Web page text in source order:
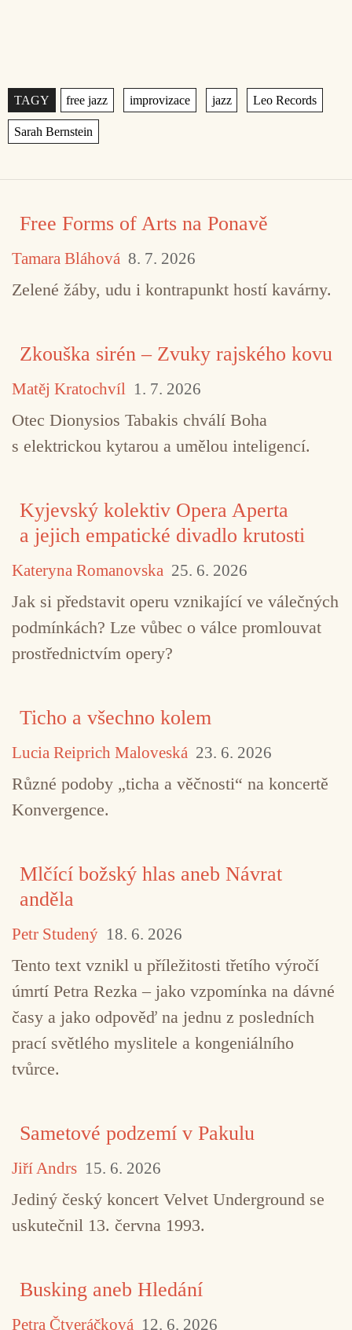
TAGY
Štítky
Free Forms of Arts na Ponavě
Tamara Bláhová 8. 7. 2026
Zelené žáby, udu i kontrapunkt hostí kavárny.
Zkouška sirén – Zvuky rajského kovu
Matěj Kratochvíl 1. 7. 2026
Otec Dionysios Tabakis chválí Boha
s elektrickou kytarou a umělou inteligencí.
Kyjevský kolektiv Opera Aperta
a jejich empatické divadlo krutosti
Kateryna Romanovska 25. 6. 2026
Jak si představit operu vznikající ve válečných
podmínkách? Lze vůbec o válce promlouvat
prostřednictvím opery?
Ticho a všechno kolem
Lucia Reiprich Maloveská 23. 6. 2026
Různé podoby „ticha a věčnosti“ na koncertě
Konvergence.
Mlčící božský hlas aneb Návrat
anděla
Petr Studený 18. 6. 2026
Tento text vznikl u příležitosti třetího výročí
úmrtí Petra Rezka – jako vzpomínka na dávné
časy a jako odpověď na jednu z posledních
prací světlého myslitele a kongeniálního
tvůrce.
Sametové podzemí v Pakulu
Jiří Andrs 15. 6. 2026
Jediný český koncert Velvet Underground se
uskutečnil 13. června 1993.
Busking aneb Hledání
Petra Čtveráčková 12. 6. 2026